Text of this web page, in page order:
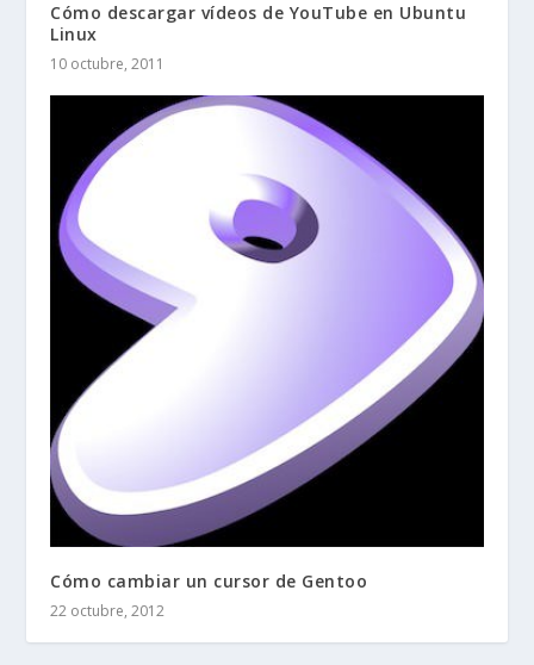
Cómo descargar vídeos de YouTube en Ubuntu
Linux
10 octubre, 2011
Cómo cambiar un cursor de Gentoo
22 octubre, 2012